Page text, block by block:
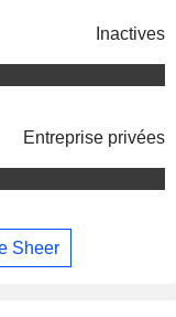
Inactives
Entreprise privées
Sheer